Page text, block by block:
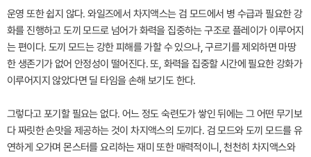
운영 또한 쉽지 않다. 와일즈에서 차지액스는 검 모드에서 병 수급과 필요한 강
화를 진행하고 도끼 모드로 넘어가 화력을 집중하는 구조로 플레이가 이루어지
는 편이다. 도끼 모드는 강한 피해를 가할 수 있으나, 구르기를 제외하면 마땅
한 생존기가 없어 안정성이 떨어진다. 또, 화력을 집중할 시간에 필요한 강화가
이루어지지 않았다면 딜 타임을 손해 보기도 한다.
그렇다고 포기할 필요는 없다. 어느 정도 숙련도가 쌓인 뒤에는 그 어떤 무기보
다 짜릿한 손맛을 제공하는 것이 차지액스의 도끼다. 검 모드와 도끼 모드를 유
연하게 오가며 몬스터를 요리하는 재미 또한 매력적이니, 천천히 차지액스와